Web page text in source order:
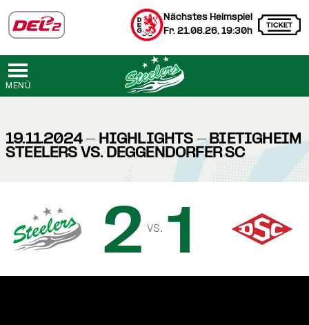
Nächstes Heimspiel
Fr. 21.08.26, 19:30h
MENÜ
19.11.2024 - HIGHLIGHTS - BIETIGHEIM
STEELERS VS. DEGGENDORFER SC
2 vs. 1